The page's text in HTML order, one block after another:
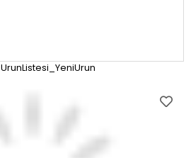
UrunListesi_YeniUrun